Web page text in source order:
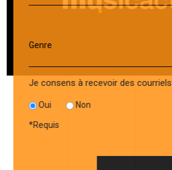
Genre
Je consens à recevoir des courriels
Oui Non
*Requis